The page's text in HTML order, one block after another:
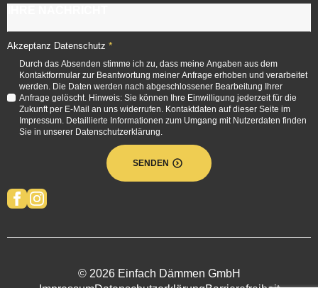
Akzeptanz Datenschutz *
Durch das Absenden stimme ich zu, dass meine Angaben aus dem
Kontaktformular zur Beantwortung meiner Anfrage erhoben und verarbeitet
werden. Die Daten werden nach abgeschlossener Bearbeitung Ihrer
Anfrage gelöscht. Hinweis: Sie können Ihre Einwilligung jederzeit für die
Zukunft per E-Mail an uns widerrufen. Kontaktdaten auf dieser Seite im
Impressum. Detaillierte Informationen zum Umgang mit Nutzerdaten finden
Sie in unserer Datenschutzerklärung.
SENDEN
© 2026 Einfach Dämmen GmbH